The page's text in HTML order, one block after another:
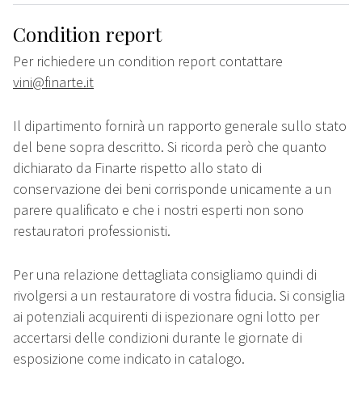
Condition report
Per richiedere un condition report contattare
vini@finarte.it
Il dipartimento fornirà un rapporto generale sullo stato
del bene sopra descritto. Si ricorda però che quanto
dichiarato da Finarte rispetto allo stato di
conservazione dei beni corrisponde unicamente a un
parere qualificato e che i nostri esperti non sono
restauratori professionisti.
Per una relazione dettagliata consigliamo quindi di
rivolgersi a un restauratore di vostra fiducia. Si consiglia
ai potenziali acquirenti di ispezionare ogni lotto per
accertarsi delle condizioni durante le giornate di
esposizione come indicato in catalogo.